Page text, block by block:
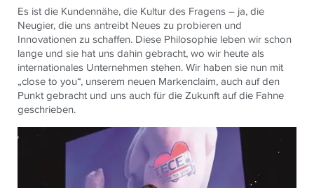
Es ist die Kundennähe, die Kultur des Fragens – ja, die
Neugier, die uns antreibt Neues zu probieren und
Innovationen zu schaffen. Diese Philosophie leben wir schon
lange und sie hat uns dahin gebracht, wo wir heute als
internationales Unternehmen stehen. Wir haben sie nun mit
„close to you“, unserem neuen Markenclaim, auch auf den
Punkt gebracht und uns auch für die Zukunft auf die Fahne
geschrieben.